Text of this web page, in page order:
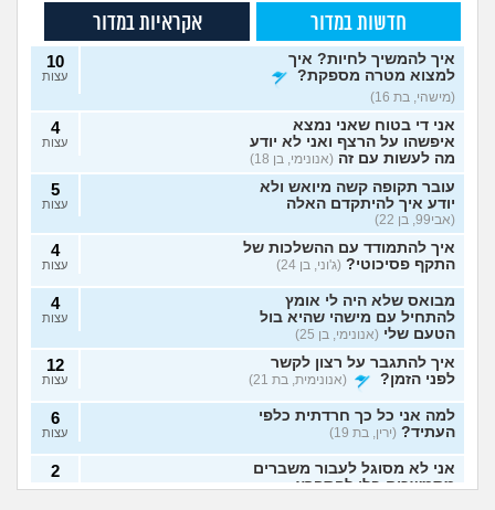
חדשות במדור אקראיות במדור
איך להמשיך לחיות? איך
למצוא מטרה מספקת?
(מישהי, בת 16)
10
עצות
אני די בטוח שאני נמצא
איפשהו על הרצף ואני לא יודע
מה לעשות עם זה (אנונימי, בן 18)
4
עצות
עובר תקופה קשה מיואש ולא
יודע איך להיתקדם האלה
(אבי99, בן 22)
5
עצות
איך להתמודד עם ההשלכות של
התקף פסיכוטי? (ג'וני, בן 24)
4
עצות
מבואס שלא היה לי אומץ
להתחיל עם מישהי שהיא בול
הטעם שלי (אנונימי, בן 25)
4
עצות
איך להתגבר על רצון לקשר
לפני הזמן?
(אנונימית, בת 21)
12
עצות
למה אני כל כך חרדתית כלפי
העתיד? (ירין, בת 19)
6
עצות
אני לא מסוגל לעבור משברים
מתמשכים בלי להתפרץ
2
הגיוני שפסיכיאטר
מה קורה אם עוברים